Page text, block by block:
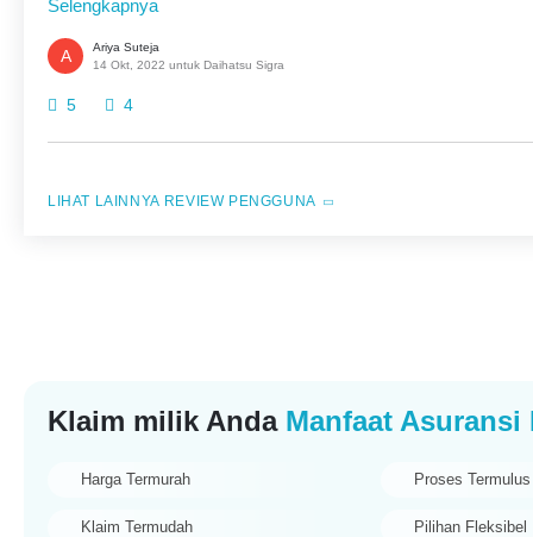
Selengkapnya
A
Ariya Suteja
14 Okt, 2022 untuk Daihatsu Sigra
5 4
REVIEW PENGGUNA
Klaim milik AndaManfaat Asuransi
Harga Termurah Proses Termulus
Klaim Termudah Pilihan Fleksibel